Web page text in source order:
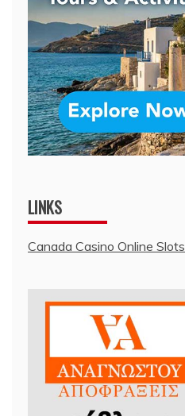
LINKS
Canada Casino Online Slots